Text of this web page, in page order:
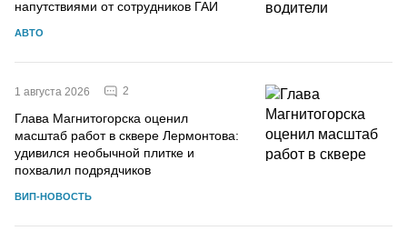
напутствиями от сотрудников ГАИ
АВТО
1 августа 2026 2
Глава Магнитогорска оценил
масштаб работ в сквере Лермонтова:
удивился необычной плитке и
похвалил подрядчиков
ВИП-НОВОСТЬ